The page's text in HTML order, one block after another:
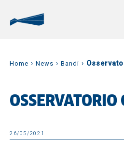
Home › News › Bandi ›
OSSERVATORIO
26/05/2021